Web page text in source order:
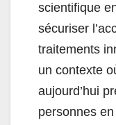
scientifique
sécuriser
traitements
un contexte
aujourd’hui
personnes